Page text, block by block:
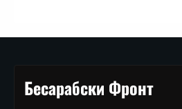
Бесарабски Фронт